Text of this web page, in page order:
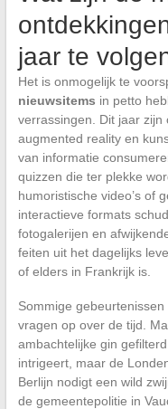
jaar te
Het is onmogelijk te
nieuwsitems in petto
verrassingen. Dit jaar
augmented reality en
van informatie
quizzen die ter plekke
humoristische video’s of
interactieve formats
fotogalerijen en
feiten uit het dagelijks
of elders in Frankrijk is.
Sommige
vragen op over de tijd.
ambachtelijke gin
intrigeert, maar de
Berlijn nodigt een wild
de gemeentepolitie in